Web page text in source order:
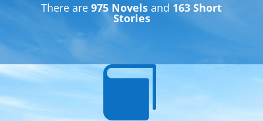
There are 975 Novels and 163 Short
Stories
